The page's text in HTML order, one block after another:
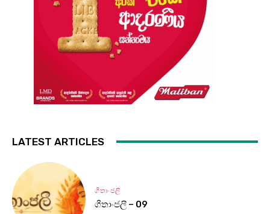
LATEST ARTICLES
ගීතාංජලී
ගීතාංජලී – 09